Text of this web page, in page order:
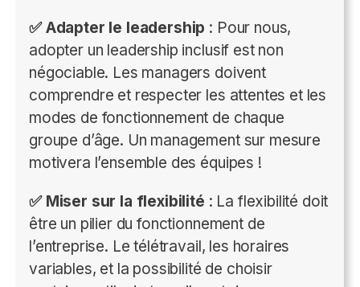
✅ Adapter le leadership : Pour nous,
adopter un leadership inclusif est non
négociable. Les managers doivent
comprendre et respecter les attentes et les
modes de fonctionnement de chaque
groupe d’âge. Un management sur mesure
motivera l’ensemble des équipes !
✅ Miser sur la flexibilité : La flexibilité doit
être un pilier du fonctionnement de
l’entreprise. Le télétravail, les horaires
variables, et la possibilité de choisir